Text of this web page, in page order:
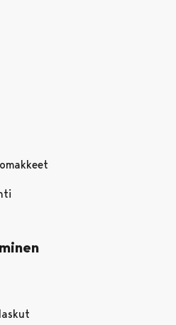
Youtubessa
välilehdessä